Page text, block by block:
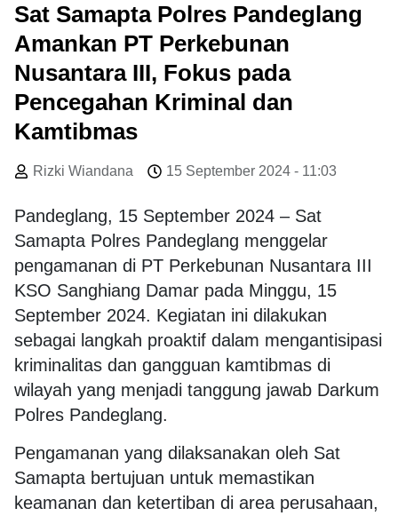
Sat Samapta Polres Pandeglang
Amankan PT Perkebunan
Nusantara III, Fokus pada
Pencegahan Kriminal dan
Kamtibmas
Rizki Wiandana 15 September 2024 - 11:03
Pandeglang, 15 September 2024 – Sat
Samapta Polres Pandeglang menggelar
pengamanan di PT Perkebunan Nusantara III
KSO Sanghiang Damar pada Minggu, 15
September 2024. Kegiatan ini dilakukan
sebagai langkah proaktif dalam mengantisipasi
kriminalitas dan gangguan kamtibmas di
wilayah yang menjadi tanggung jawab Darkum
Polres Pandeglang.
Pengamanan yang dilaksanakan oleh Sat
Samapta bertujuan untuk memastikan
keamanan dan ketertiban di area perusahaan,